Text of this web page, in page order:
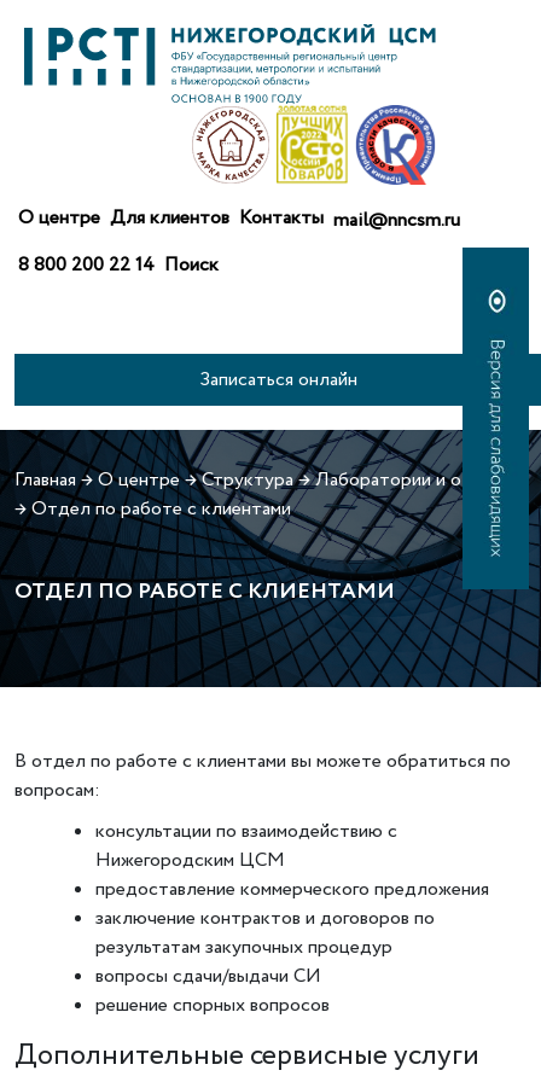
О центре Для клиентов Контакты mail@nncsm.ru
8 800 200 22 14 Поиск
Записаться онлайн
Главная→О центре→Структура→Лаборатории и отделы
→Отдел по работе с клиентами
ОТДЕЛ ПО РАБОТЕ С КЛИЕНТАМИ
В отдел по работе с клиентами вы можете обратиться по
вопросам:
консультации по взаимодействию с
Нижегородским ЦСМ
предоставление коммерческого предложения
заключение контрактов и договоров по
результатам закупочных процедур
вопросы сдачи/выдачи СИ
решение спорных вопросов
Дополнительные сервисные услуги